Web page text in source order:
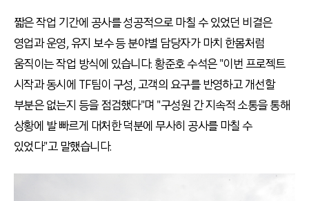
짧은 작업 기간에 공사를 성공적으로 마칠 수 있었던 비결은
영업과 운영, 유지 보수 등 분야별 담당자가 마치 한몸처럼
움직이는 작업 방식에 있습니다. 황준호 수석은 "이번 프로젝트
시작과 동시에 TF팀이 구성, 고객의 요구를 반영하고 개선할
부분은 없는지 등을 점검했다"며 "구성원 간 지속적 소통을 통해
상황에 발 빠르게 대처한 덕분에 무사히 공사를 마칠 수
있었다"고 말했습니다.